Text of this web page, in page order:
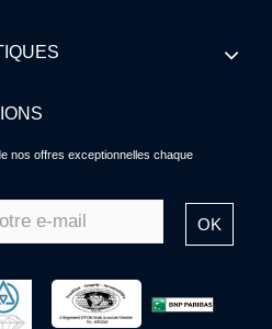
nos offres exceptionnelles chaque
OK